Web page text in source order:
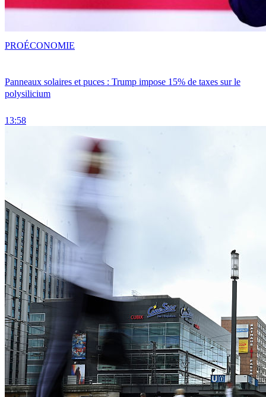
Panneaux solaires et puces : Trump impose 15% de taxes sur le
polysilicium
13:58
PROÉCONOMIE